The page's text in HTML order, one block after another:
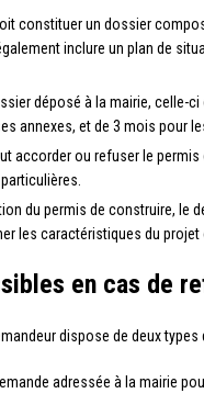
constituer un dossier
inclure un plan de
déposé à la mairie, celle-ci
annexes, et de 3 mois pour
accorder ou refuser le
du permis de construire, le
les caractéristiques du projet
en cas de
dispose de deux types
demande adressée à la mairie